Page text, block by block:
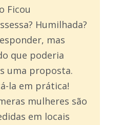
Ficou
Humilhada?
mas
que poderia
uma proposta.
la em prática!
mulheres são
em locais